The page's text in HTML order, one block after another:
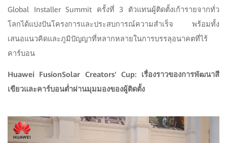
Global Installer Summit ครั้งที่ 3 ตัวแทนผู้ติดตั้งเก้ารายจากทั่ว
โลกได้แบ่งปันโครงการและประสบการณ์ความสำเร็จ พร้อมทั้ง
เสนอแนวคิดและภูมิปัญญาที่หลากหลายในการบรรลุอนาคตที่ไร้
คาร์บอน
Huawei FusionSolar Creators' Cup: เรื่องราวของการพัฒนาสี
เขียวและคาร์บอนต่ำผ่านมุมมองของผู้ติดตั้ง